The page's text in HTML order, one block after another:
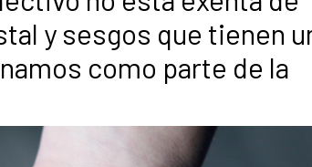
y sesgos que tienen
como parte de la